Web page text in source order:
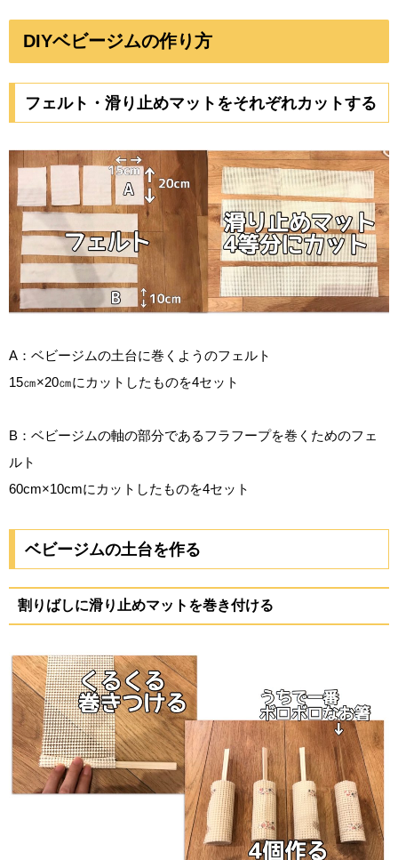
DIYベビージムの作り方
フェルト・滑り止めマットをそれぞれカットする
A：ベビージムの土台に巻くようのフェルト
15㎝×20㎝にカットしたものを4セット
B：ベビージムの軸の部分であるフラフープを巻くためのフェ
ルト
60cm×10cmにカットしたものを4セット
ベビージムの土台を作る
割りばしに滑り止めマットを巻き付ける